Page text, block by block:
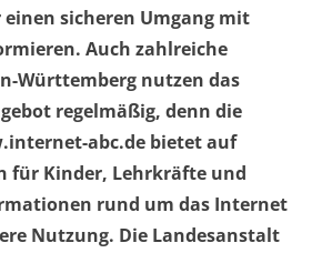
einen sicheren Umgang mit
Auch zahlreiche
Württemberg nutzen das
regelmäßig, denn die
abc.de bietet auf
für Kinder, Lehrkräfte und
rund um das Internet
Nutzung. Die Landesanstalt